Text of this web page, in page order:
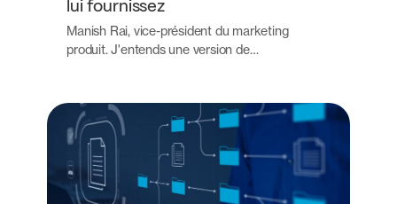
lui fournissez
Manish Rai, vice-président du marketing
produit. J'entends une version de…